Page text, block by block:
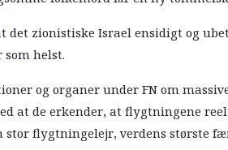
zionistiske Israel ensidigt og
som helst.
og organer under FN om
at de erkender, at flygtningene
stor flygtningelejr, verdens største